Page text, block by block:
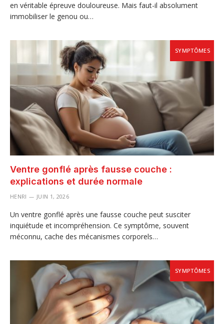
en véritable épreuve douloureuse. Mais faut-il absolument
immobiliser le genou ou…
SYMPTÔMES
Ventre gonflé après fausse couche :
explications et durée normale
HENRI JUIN 1, 2026
Un ventre gonflé après une fausse couche peut susciter
inquiétude et incompréhension. Ce symptôme, souvent
méconnu, cache des mécanismes corporels…
SYMPTÔMES